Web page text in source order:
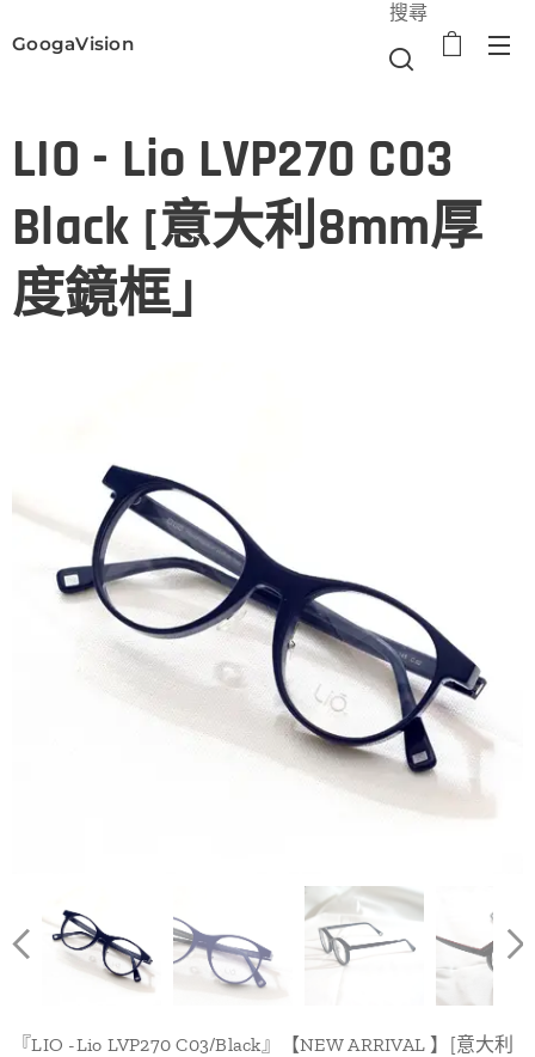
GoogaVision
搜尋
LIO - Lio LVP270 C03
Black [意大利8mm厚
度鏡框」
『LIO -Lio LVP270 C03/Black』【NEW ARRIVAL 】[意大利